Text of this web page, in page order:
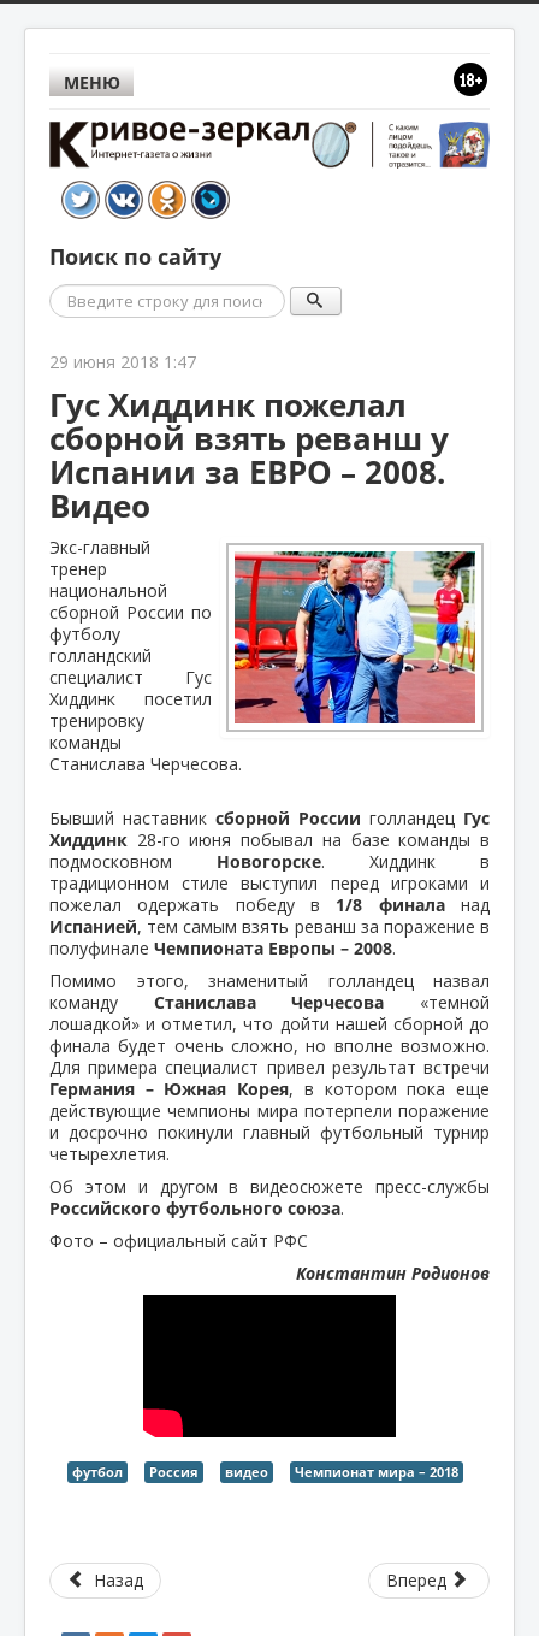
МЕНЮ
Поиск по сайту
Поиск
29 июня 2018 1:47
Гус Хиддинк пожелал
сборной взять реванш у
Испании за ЕВРО – 2008.
Видео
Экс-главный
тренер
национальной
сборной России по
футболу
голландский
специалист Гус
Хиддинк посетил
тренировку
команды
Станислава Черчесова.
Бывший наставник сборной России голландец Гус
Хиддинк 28-го июня побывал на базе команды в
подмосковном Новогорске. Хиддинк в
традиционном стиле выступил перед игроками и
пожелал одержать победу в 1/8 финаланад
Испанией, тем самым взять реванш за поражение в
полуфинале Чемпионата Европы – 2008.
Помимо этого, знаменитый голландец назвал
команду Станислава Черчесова «темной
лошадкой» и отметил, что дойти нашей сборной до
финала будет очень сложно, но вполне возможно.
Для примера специалист привел результат встречи
Германия – Южная Корея, в котором пока еще
действующие чемпионы мира потерпели поражение
и досрочно покинули главный футбольный турнир
четырехлетия.
Об этом и другом в видеосюжете пресс-службы
Российского футбольного союза.
Фото – официальный сайт РФС
Константин Родионов
футбол Россия видео Чемпионат мира – 2018
Назад Вперед